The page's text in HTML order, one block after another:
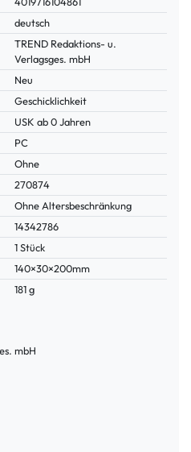
deutsch
TREND Redaktions- u.
Verlagsges. mbH
Neu
Geschicklichkeit
USK ab 0 Jahren
PC
Ohne
270874
Ohne Altersbeschränkung
14342786
1 Stück
140×30×200mm
181 g
mbH